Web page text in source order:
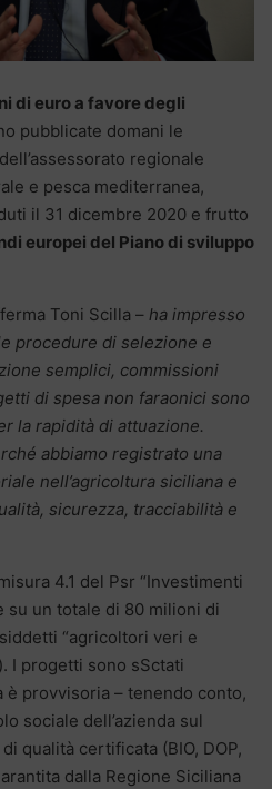
di euro a favore degli
pubblicate domani le
regionale
e pesca mediterranea,
il 31 dicembre 2020 e frutto
europei del Piano di sviluppo
Toni Scilla – ha impresso
procedure di selezione e
semplici, commissioni
di spesa non faraonici sono
la rapidità di attuazione.
abbiamo registrato una
nell’agricoltura siciliana e
sicurezza, tracciabilità e
4.1 del Psr “Investimenti
su un totale di 80 milioni di
“agricoltori veri e
I progetti sono sSctati
è provvisoria – tenendo conto,
sociale dell’azienda sul
qualità certificata (BIO, DOP,
dalla Regione Siciliana